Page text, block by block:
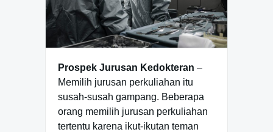
Prospek Jurusan Kedokteran –
Memilih jurusan perkuliahan itu
susah-susah gampang. Beberapa
orang memilih jurusan perkuliahan
tertentu karena ikut-ikutan teman